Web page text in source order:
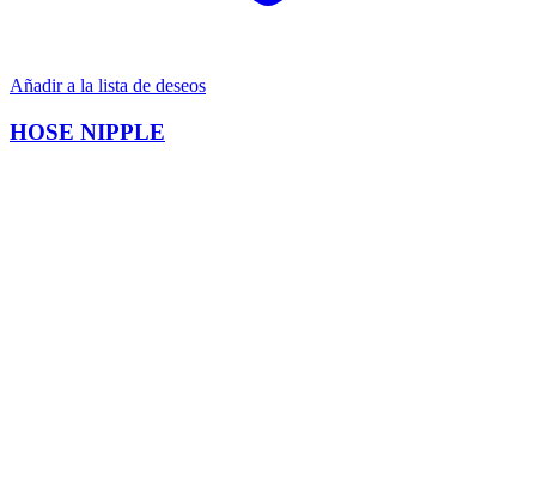
Añadir a la lista de deseos
HOSE NIPPLE